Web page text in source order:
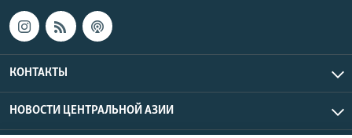
КОНТАКТЫ
НОВОСТИ ЦЕНТРАЛЬНОЙ АЗИИ